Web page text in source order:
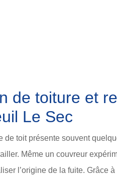
de toiture et
Le Sec
de toit présente souvent
Même un couvreur
l’origine de la fuite. Grâce